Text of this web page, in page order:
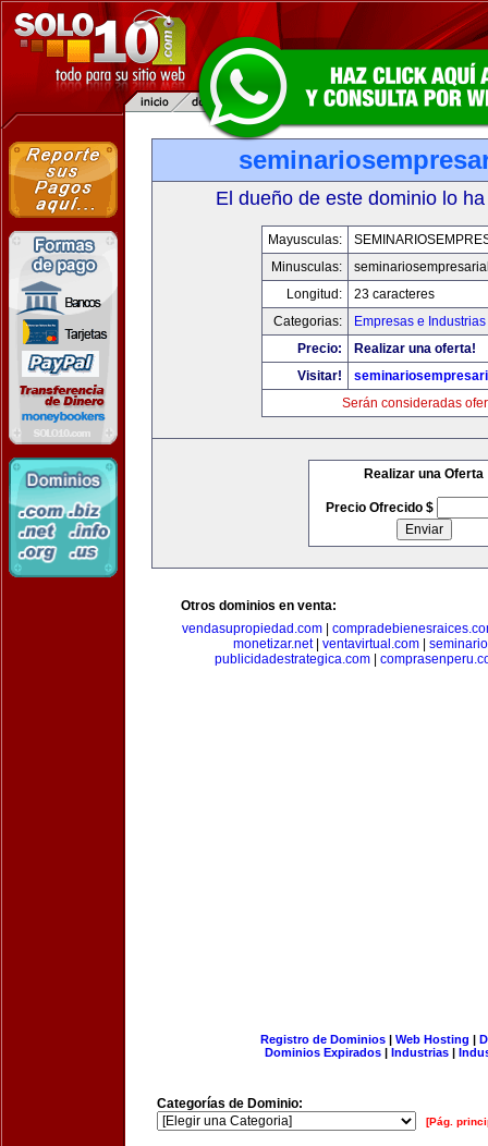
El dueño de este dominio lo
Mayusculas:
Minusculas:
Longitud:
23 caracteres
Categorias:
Empresas e Industrias
Precio:
Realizar una oferta!
Visitar!
Serán consideradas
Realizar una Oferta
Precio Ofrecido $
Otros dominios en venta:
vendasupropiedad.com
monetizar.net| ventavirtual.com
publicidadestrategica.com
Registro de Dominios| Web Hosting |
Dominios Expirados | Industrias |
Categorías de Dominio:
[Pág.